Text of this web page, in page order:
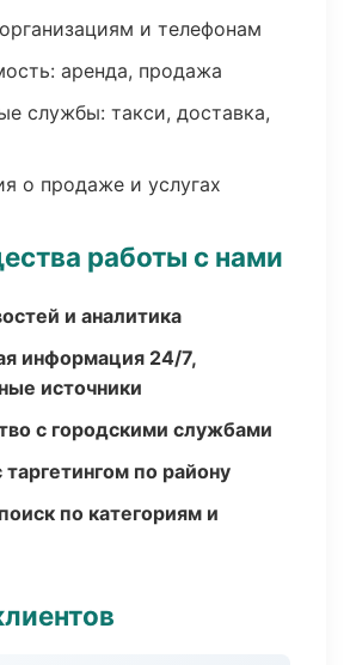
и телефонам
аренда, продажа
службы: такси, доставка,
о продаже и услугах
работы с нами
и аналитика
информация 24/7,
источники
с городскими службами
таргетингом по району
по категориям и